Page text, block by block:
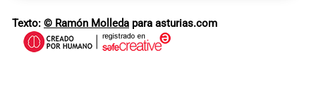
Texto: © Ramón Molleda para asturias.com